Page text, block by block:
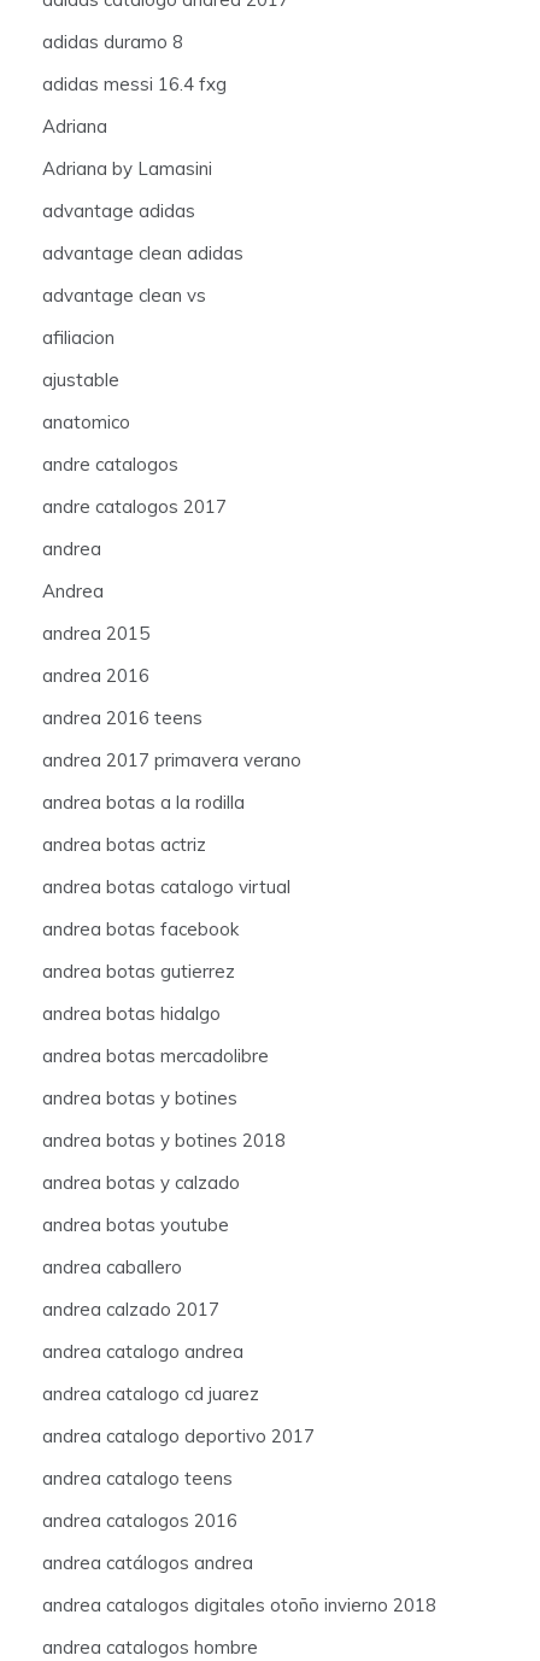
adidas duramo 8
adidas messi 16.4 fxg
Adriana
Adriana by Lamasini
advantage adidas
advantage clean adidas
advantage clean vs
afiliacion
ajustable
anatomico
andre catalogos
andre catalogos 2017
andrea
Andrea
andrea 2015
andrea 2016
andrea 2016 teens
andrea 2017 primavera verano
andrea botas a la rodilla
andrea botas actriz
andrea botas catalogo virtual
andrea botas facebook
andrea botas gutierrez
andrea botas hidalgo
andrea botas mercadolibre
andrea botas y botines
andrea botas y botines 2018
andrea botas y calzado
andrea botas youtube
andrea caballero
andrea calzado 2017
andrea catalogo andrea
andrea catalogo cd juarez
andrea catalogo deportivo 2017
andrea catalogo teens
andrea catalogos 2016
andrea catálogos andrea
andrea catalogos digitales otoño invierno 2018
andrea catalogos hombre